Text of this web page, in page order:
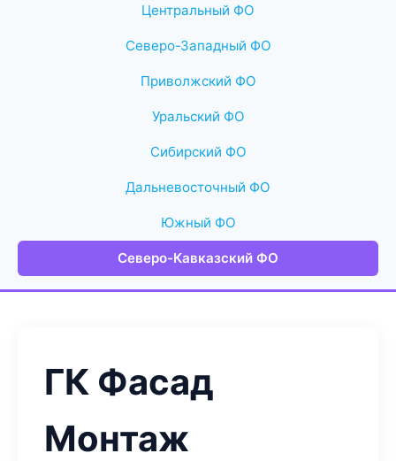
Центральный ФО
Северо-Западный ФО
Приволжский ФО
Уральский ФО
Сибирский ФО
Дальневосточный ФО
Южный ФО
Северо-Кавказский ФО
ГК Фасад
Монтаж